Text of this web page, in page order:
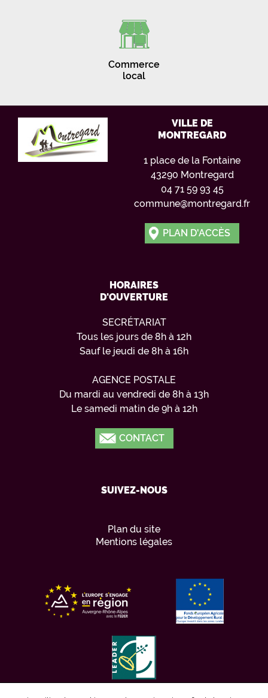
Commerce
local
VILLE DE
MONTREGARD
1 place de la Fontaine
43290 Montregard
04 71 59 93 45
commune@montregard.fr
PLAN D'ACCÈS
HORAIRES
D'OUVERTURE
SECRÉTARIAT
Tous les jours de 8h à 12h
Sauf le jeudi de 8h à 16h
AGENCE POSTALE
Du mardi au vendredi de 8h à 13h
Le samedi matin de 9h à 12h
CONTACT
SUIVEZ-NOUS
Plan du site
Mentions légales